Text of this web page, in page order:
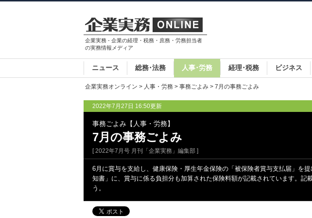
企業実務 - 企業の経理・税務・庶務・労務担当者
の実務情報メディア
ニュース 総務･法務 人事･労務 経理･税務 ビジネス
企業実務オンライン > 人事・労務 > 事務ごよみ > 7月の事務ごよみ
2022年7月27日 16:50更新
事務ごよみ【人事・労務】
7月の事務ごよみ
[ 2022年7月号 月刊「企業実務」編集部 ]
6月に賞与を支給し、健康保険・厚生年金保険の「被保険者賞与支払届」を
知書」に、賞与に係る負担分も加算された保険料額が記載されています。記
う。